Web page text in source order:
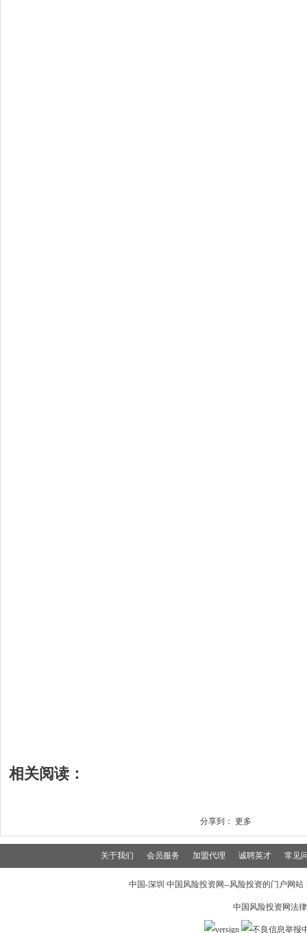
相关阅读：
分享到： 更多
关于我们 会员服务 加盟代理 诚聘英才 常见
中国-深圳 中国风险投资网--风险投资的门户网
中国风险投资网法